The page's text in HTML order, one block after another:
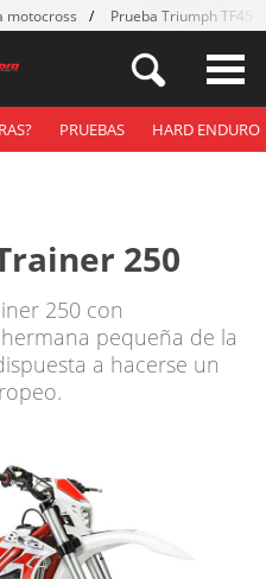
motocross Prueba Triumph
PRUEBAS HARD ENDURO
250
250 con
pequeña de la
a hacerse un